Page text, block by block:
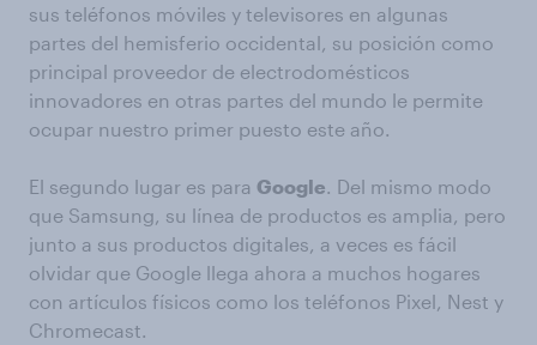
sus teléfonos móviles y televisores en algunas
partes del hemisferio occidental, su posición como
principal proveedor de electrodomésticos
innovadores en otras partes del mundo le permite
ocupar nuestro primer puesto este año.
El segundo lugar es para Google. Del mismo modo
que Samsung, su línea de productos es amplia, pero
junto a sus productos digitales, a veces es fácil
olvidar que Google llega ahora a muchos hogares
con artículos físicos como los teléfonos Pixel, Nest y
Chromecast.